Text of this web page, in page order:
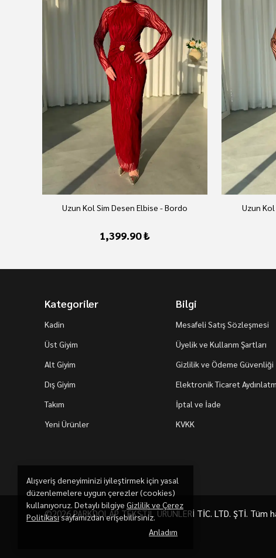
Alışveriş deneyiminizi iyileştirmek için yasal
düzenlemelere uygun çerezler (cookies)
kullanıyoruz. Detaylı bilgiye Gizlilik ve Çerez
Politikasısayfamızdan erişebilirsiniz.
Anladım
Uzun Kol Sim Desen Elbise - Bordo
1,399.90 ₺
Uzun Kol
Kategoriler
Kadin
Üst Giyim
Alt Giyim
Dış Giyim
Takım
Yeni Ürünler
Bilgi
Mesafeli Satış Sözleşmesi
Üyelik ve Kullanm Şartları
Gizlilik ve Ödeme Güvenliği
Elektronik Ticaret
İptal ve İade
KVKK
©2026 PARKDOLAP TEKSTİL ÜRÜNLERİ TİC. LTD. ŞTİ. Tüm